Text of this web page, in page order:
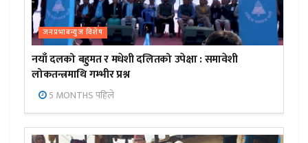
जनप्रभाबन्युज विशेष
नयाँ दलको बहुमत र मधेशी दलितको उपेक्षा : समावेशी
लोकतन्त्रमाथि गम्भीर प्रश्न
5 MONTHS पहिले